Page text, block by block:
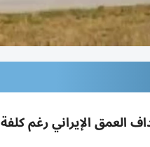
الإيراني رغم كلفة